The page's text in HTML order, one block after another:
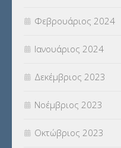
Φεβρουάριος 2024
Ιανουάριος 2024
Δεκέμβριος 2023
Νοέμβριος 2023
Οκτώβριος 2023